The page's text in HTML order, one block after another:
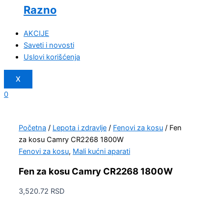
Razno
AKCIJE
Saveti i novosti
Uslovi korišćenja
X
0
Početna / Lepota i zdravlje / Fenovi za kosu / Fen
za kosu Camry CR2268 1800W
Fenovi za kosu, Mali kućni aparati
Fen za kosu Camry CR2268 1800W
3,520.72 RSD